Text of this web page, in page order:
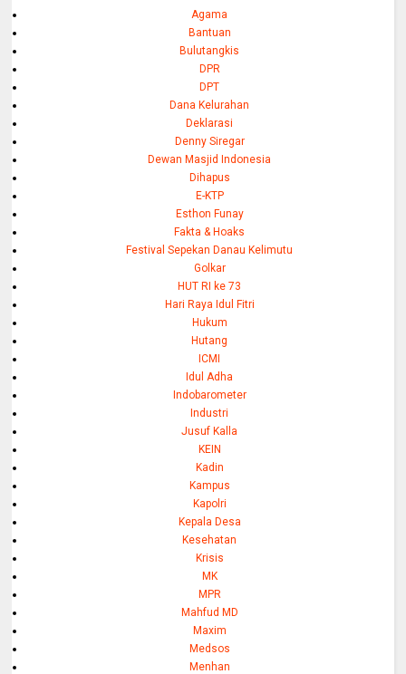
Agama
Bantuan
Bulutangkis
DPR
DPT
Dana Kelurahan
Deklarasi
Denny Siregar
Dewan Masjid Indonesia
Dihapus
E-KTP
Esthon Funay
Fakta & Hoaks
Festival Sepekan Danau Kelimutu
Golkar
HUT RI ke 73
Hari Raya Idul Fitri
Hukum
Hutang
ICMI
Idul Adha
Indobarometer
Industri
Jusuf Kalla
KEIN
Kadin
Kampus
Kapolri
Kepala Desa
Kesehatan
Krisis
MK
MPR
Mahfud MD
Maxim
Medsos
Menhan